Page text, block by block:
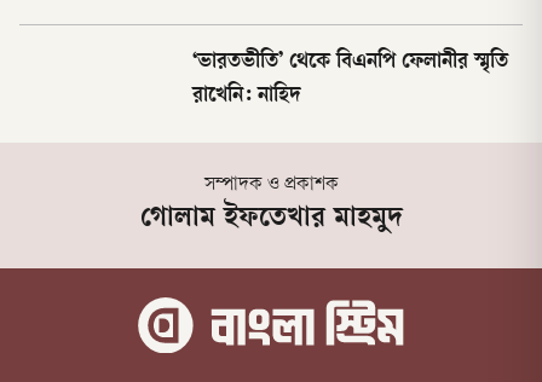
‘ভারতভীতি’ থেকে বিএনপি ফেলানীর স্মৃতি
রাখেনি: নাহিদ
সম্পাদক ও প্রকাশক
গোলাম ইফতেখার মাহমুদ